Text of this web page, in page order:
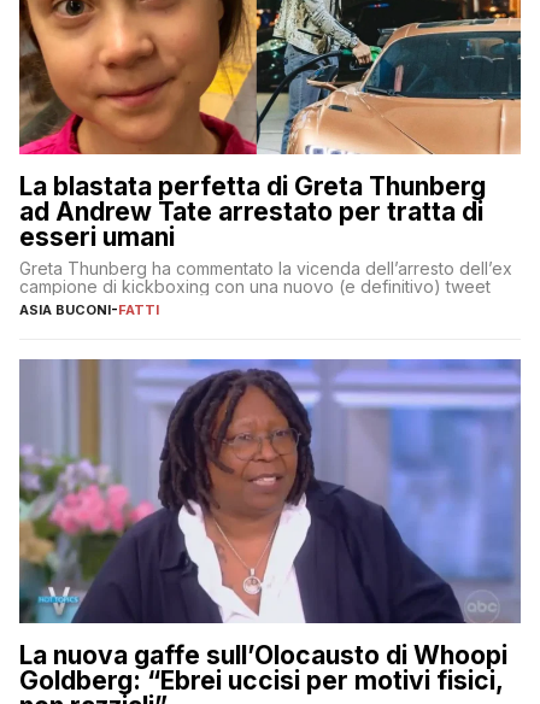
La blastata perfetta di Greta Thunberg
ad Andrew Tate arrestato per tratta di
esseri umani
Greta Thunberg ha commentato la vicenda dell’arresto dell’ex
campione di kickboxing con una nuovo (e definitivo) tweet
ASIA BUCONI-FATTI
La nuova gaffe sull’Olocausto di Whoopi
Goldberg: “Ebrei uccisi per motivi fisici,